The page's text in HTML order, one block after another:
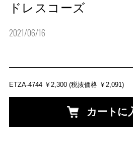
ドレスコーズ
2021/06/16
ETZA-4744 ￥2,300(税抜価格 ￥2,091)
カートに